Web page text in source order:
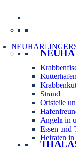
Kutterhafen
Strand
Ortsteile
Angeln in
Essen und
Heiraten in